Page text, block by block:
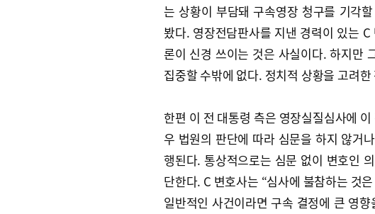
는 상황이 부담돼 구속영장 청구를 기각
봤다. 영장전담판사를 지낸 경력이 있는
론이 신경 쓰이는 것은 사실이다. 하지만
집중할 수밖에 없다. 정치적 상황을 고려
한편 이 전 대통령 측은 영장실질심사에
우 법원의 판단에 따라 심문을 하지 않거
행된다. 통상적으로는 심문 없이 변호인
단한다. C 변호사는 “심사에 불참하는 것
일반적인 사건이라면 구속 결정에 큰 영